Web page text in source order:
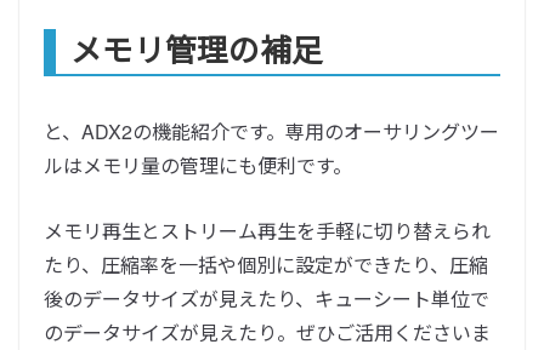
メモリ管理の補足
と、ADX2の機能紹介です。専用のオーサリングツー
ルはメモリ量の管理にも便利です。
メモリ再生とストリーム再生を手軽に切り替えられ
たり、圧縮率を一括や個別に設定ができたり、圧縮
後のデータサイズが見えたり、キューシート単位で
のデータサイズが見えたり。ぜひご活用くださいま